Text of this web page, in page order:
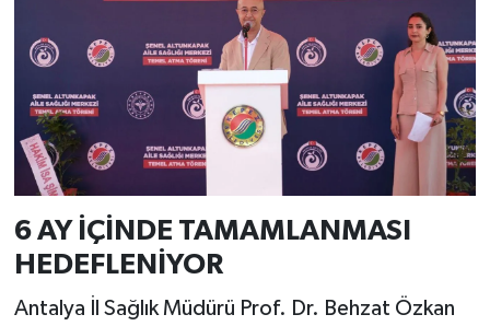
6 AY İÇİNDE TAMAMLANMASI
HEDEFLENİYOR
Antalya İl Sağlık Müdürü Prof. Dr. Behzat Özkan